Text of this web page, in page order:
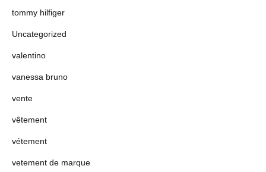
tommy hilfiger
Uncategorized
valentino
vanessa bruno
vente
vêtement
vétement
vetement de marque